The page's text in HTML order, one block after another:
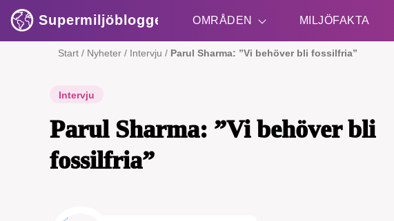
Supermiljöbloggen OMRÅDEN MILJÖFAKTA
Start / Nyheter / Intervju / Parul Sharma: ”Vi behöver bli fossilfria”
Intervju
Parul Sharma: ”Vi behöver bli
fossilfria”